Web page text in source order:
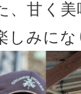
、甘く
しみに